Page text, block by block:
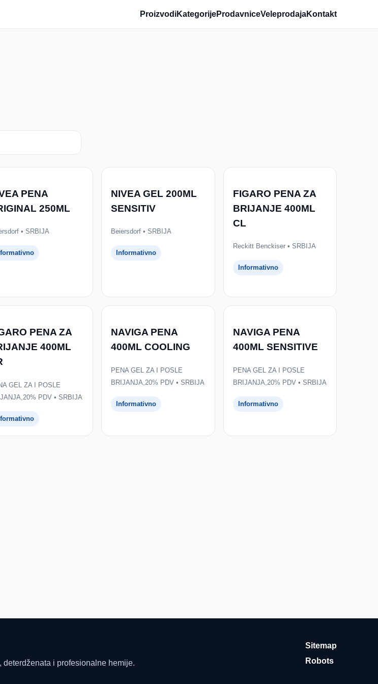
ProizvodiKategorijeProdavniceVeleprodajaKontakt
PENA
250ML
• SRBIJA
NIVEA GEL 200ML
SENSITIV
Beiersdorf • SRBIJA
Informativno
FIGARO PENA ZA
BRIJANJE 400ML
CL
Reckitt Benckiser • SRBIJA
Informativno
PENA ZA
400ML
GEL ZA I POSLE
PDV • SRBIJA
NAVIGA PENA
400ML COOLING
PENA GEL ZA I POSLE
BRIJANJA,20% PDV • SRBIJA
Informativno
NAVIGA PENA
400ML SENSITIVE
PENA GEL ZA I POSLE
BRIJANJA,20% PDV • SRBIJA
Informativno
i profesionalne hemije.
Sitemap
Robots